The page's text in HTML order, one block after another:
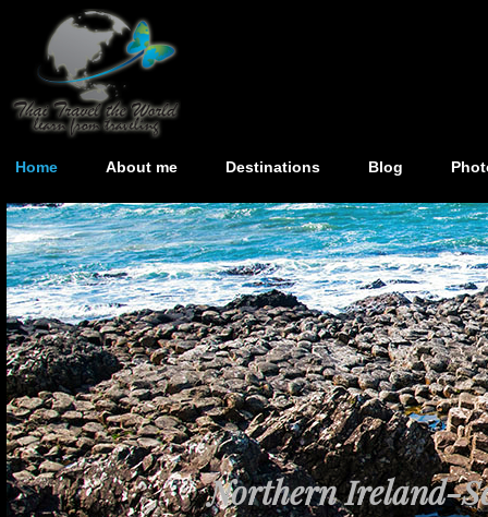
Home About me Destinations Blog
Northern Ireland-
เส้นทาง Egypt-